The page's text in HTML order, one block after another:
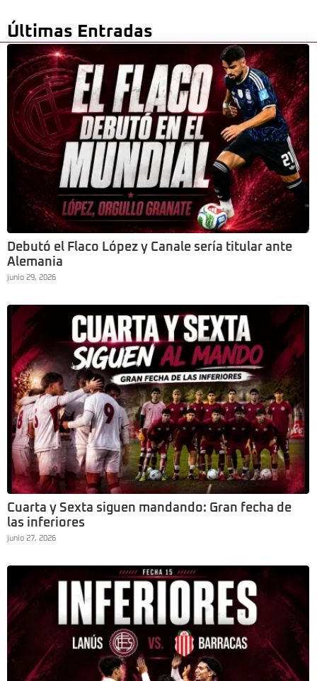
Últimas Entradas
Debutó el Flaco López y Canale sería titular ante
Alemania
junio 29, 2026
Cuarta y Sexta siguen mandando: Gran fecha de
las inferiores
junio 27, 2026